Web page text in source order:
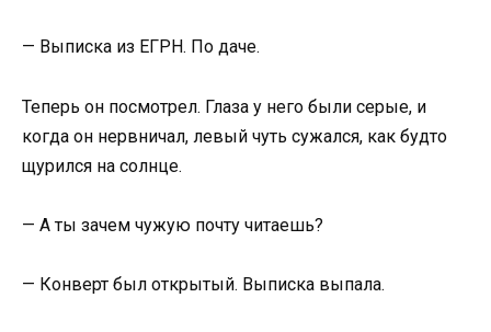
— Выписка из ЕГРН. По даче.
Теперь он посмотрел. Глаза у него были серые, и
когда он нервничал, левый чуть сужался, как будто
щурился на солнце.
— А ты зачем чужую почту читаешь?
— Конверт был открытый. Выписка выпала.